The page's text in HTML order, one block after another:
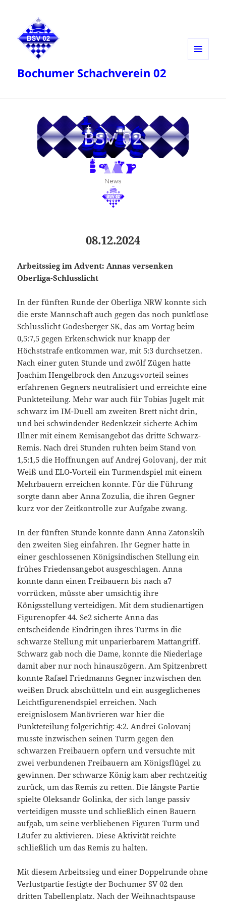
Bochumer Schachverein 02
08.12.2024
Arbeitssieg im Advent: Annas versenken
Oberliga-Schlusslicht
In der fünften Runde der Oberliga NRW konnte sich
die erste Mannschaft auch gegen das noch punktlose
Schlusslicht Godesberger SK, das am Vortag beim
0,5:7,5 gegen Erkenschwick nur knapp der
Höchststrafe entkommen war, mit 5:3 durchsetzen.
Nach einer guten Stunde und zwölf Zügen hatte
Joachim Hengelbrock den Anzugsvorteil seines
erfahrenen Gegners neutralisiert und erreichte eine
Punkteteilung. Mehr war auch für Tobias Jugelt mit
schwarz im IM-Duell am zweiten Brett nicht drin,
und bei schwindender Bedenkzeit sicherte Achim
Illner mit einem Remisangebot das dritte Schwarz-
Remis. Nach drei Stunden ruhten beim Stand von
1,5:1,5 die Hoffnungen auf Andrej Golovanj, der mit
Weiß und ELO-Vorteil ein Turmendspiel mit einem
Mehrbauern erreichen konnte. Für die Führung
sorgte dann aber Anna Zozulia, die ihren Gegner
kurz vor der Zeitkontrolle zur Aufgabe zwang.
In der fünften Stunde konnte dann Anna Zatonskih
den zweiten Sieg einfahren. Ihr Gegner hatte in
einer geschlossenen Königsindischen Stellung ein
frühes Friedensangebot ausgeschlagen. Anna
konnte dann einen Freibauern bis nach a7
vorrücken, müsste aber umsichtig ihre
Königsstellung verteidigen. Mit dem studienartigen
Figurenopfer 44. Se2 sicherte Anna das
entscheidende Eindringen ihres Turms in die
schwarze Stellung mit unparierbarem Mattangriff.
Schwarz gab noch die Dame, konnte die Niederlage
damit aber nur noch hinauszögern. Am Spitzenbrett
konnte Rafael Friedmanns Gegner inzwischen den
weißen Druck abschütteln und ein ausgeglichenes
Leichtfigurenendspiel erreichen. Nach
ereignislosem Manövrieren war hier die
Punkteteilung folgerichtig: 4:2. Andrei Golovanj
musste inzwischen seinen Turm gegen den
schwarzen Freibauern opfern und versuchte mit
zwei verbundenen Freibauern am Königsflügel zu
gewinnen. Der schwarze König kam aber rechtzeitig
zurück, um das Remis zu retten. Die längste Partie
spielte Oleksandr Golinka, der sich lange passiv
verteidigen musste und schließlich einen Bauern
aufgab, um seine verbliebenen Figuren Turm und
Läufer zu aktivieren. Diese Aktivität reichte
schließlich um das Remis zu halten.
Mit diesem Arbeitssieg und einer Doppelrunde ohne
Verlustpartie festigte der Bochumer SV 02 den
dritten Tabellenplatz. Nach der Weihnachtspause